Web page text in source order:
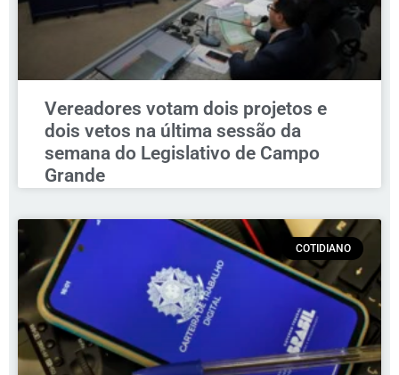
Vereadores votam dois projetos e
dois vetos na última sessão da
semana do Legislativo de Campo
Grande
COTIDIANO